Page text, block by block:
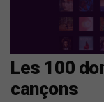
Les 100
cançons